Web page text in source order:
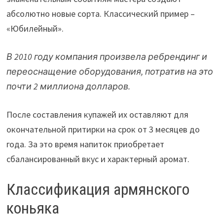
абсолютно новые сорта. Классический пример –
«Юбилейный».
В 2010 году компания произвела ребрендинг и
переоснащение оборудования, потратив на это
почти 2 миллиона долларов.
После составления купажей их оставляют для
окончательной притирки на срок от 3 месяцев до
года. За это время напиток приобретает
сбалансированный вкус и характерный аромат.
Классификация армянского
коньяка